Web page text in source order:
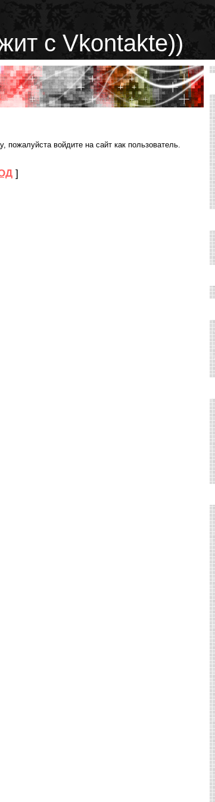
с Vkontakte))
пожалуйста войдите на сайт как пользователь.
]